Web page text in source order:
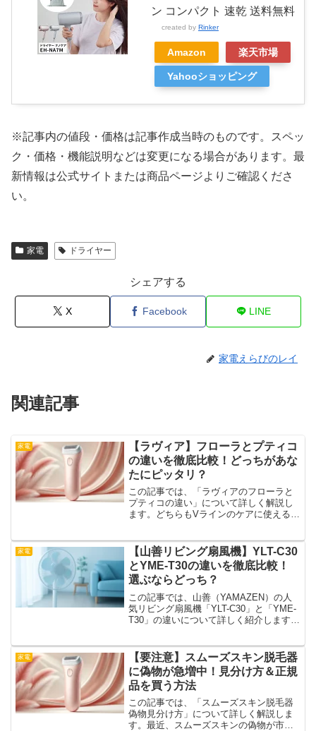
ン コンパクト 速乾 送料無料
created by Rinker
Amazon 楽天市場
Yahooショッピング
※記事内の値段・価格は記事作成当時のものです。
スペッ
ク・価格・機能説明などは変更になる場合があります。最
新情報は公式サイトまたは商品ページよりご確認くださ
い。
家電 ドライヤー
シェアする
X Facebook LINE
家電えらびのレイ
関連記事
家電
【ラヴィア】フローラとプティコ
の違いを徹底比較！どっちがあな
たにピッタリ？
この記事では、「ラヴィアのフローラと
プティコの違い」について詳しく解説し
ます。どちらもVラインのケアに使えるヒ
と悩んでいる方のために、用途や特徴を
比較しながら最適な選び...
家電
【山善リビング扇風機】YLT-C30
とYME-T30の違いを徹底比較！
選ぶならどっち？
この記事では、山善（YAMAZEN）の人
気リビング扇風機「YLT-C30」と「YME-
T30」の違いについて詳しく紹介します。
には違いがあります。迷っている人が
「これな...
家電
【要注意】スムーズスキン脱毛器
に偽物が急増中！見分け方＆正規
品を買う方法
この記事では、「スムーズスキン脱毛器
偽物見分け方」について詳しく解説しま
す。最近、スムーズスキンの偽物が市場